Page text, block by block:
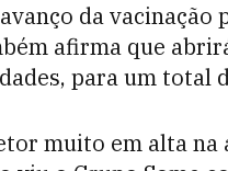
da
afirma que
para um total
muito em alta na